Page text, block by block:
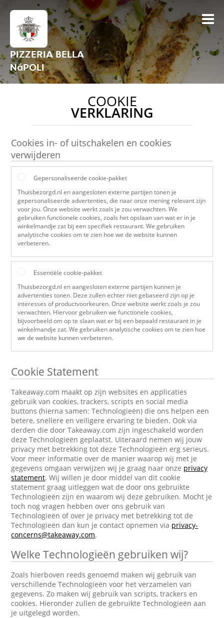
PIZZERIA BELLA
NáPOLI
COOKIE
VERKLARING
Cookies in- of uitschakelen en cookies
verwijderen
Gepersonaliseerde cookie-pakket
Thuisbezorgd.nl en aangesloten externe partijen tonen je
gepersonaliseerde advertenties, die naar onze mening relevant zijn
voor jou. Onze website werkt zoals je zou verwachten. We
gebruiken functionele cookies, zoals het opslaan van wat er in je
winkelmandje zat bij een specifiek restaurant. We gebruiken
analytische cookies om te zien hoe we de website kunnen
verbeteren.
Essentiële cookie-pakket
Thuisbezorgd.nl en aangesloten externe partijen kunnen je
advertenties tonen. Deze zullen echter niet gebaseerd zijn op je
interesses of productvoorkeuren. Onze website werkt zoals je zou
verwachten. Hiervoor gebruiken we functionele cookies,
bijvoorbeeld om op te slaan wat er bij een bepaald restaurant in je
winkelmandje zat. We gebruiken analytische cookies om te zien hoe
we de website kunnen verbeteren.
Cookie Statement
Takeaway.com maakt op zijn websites en applicaties
gebruik van cookies, trackers, scripts en social media
buttons (hierna samen: Technologieën) die ons helpen een
betere, snellere en veiligere ervaring te bieden. Ook via
derden die door Takeaway.com zijn ingeschakeld worden
deze Technologieën geplaatst. Uiteraard nemen wij jouw
privacy met betrekking tot deze Technologieën erg serieus.
Voor meer informatie over de manier waarop wij met je
gegevens omgaan verwijzen wij je graag naar onze privacy
statement. Wij willen je door middel van dit cookie
statement graag uitleggen wat de door ons gebruikte
Technologieën zijn en waarom wij deze gebruiken. Mocht je
toch nog vragen hebben over ons gebruik van
Technologieën of over je privacy met betrekking tot de
Technologieën dan kun je contact opnemen via privacy-
concerns@takeaway.com.
Welke Technologieën gebruiken wij?
Zoals hierboven reeds genoemd maken wij gebruik van
verschillende Technologieën voor het verzamelen van
gegevens. Zo maken wij gebruik van scripts, trackers en
cookies. Hieronder zullen de gebruikte Technologieën aan
je uitgelegd worden.